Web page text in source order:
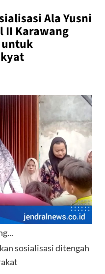
Ala Yusni
II Karawang
sosialisasi ditengah